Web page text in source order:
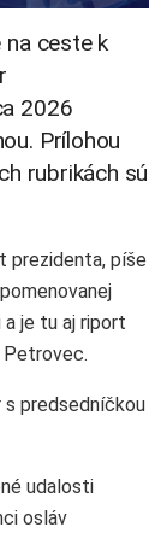
na ceste k
2026
Prílohou
rubrikách sú
prezidenta, píše
je tu aj riport
Petrovec.
predsedníčkou
udalosti
osláv